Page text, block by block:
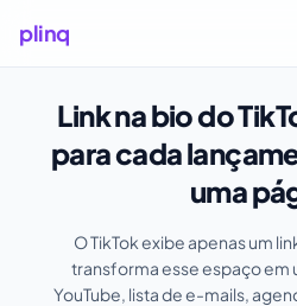
plinq
Link na bio do
para cada
uma
O TikTok exibe apenas um
transforma esse espaço em
YouTube, lista de e-mails,